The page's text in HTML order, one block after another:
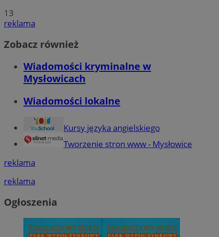
13
reklama
Zobacz również
Wiadomości kryminalne w
Mysłowicach
Wiadomości lokalne
Kursy języka angielskiego
Tworzenie stron www - Mysłowice
reklama
reklama
Ogłoszenia